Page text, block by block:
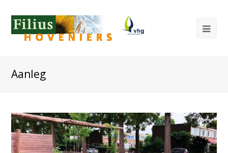
Aanleg